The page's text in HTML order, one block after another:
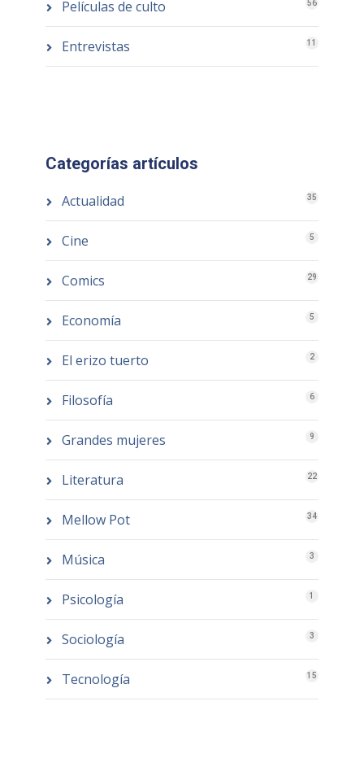
Películas de culto 56
Entrevistas 11
Categorías artículos
Actualidad 35
Cine 5
Comics 29
Economía 5
El erizo tuerto 2
Filosofía 6
Grandes mujeres 9
Literatura 22
Mellow Pot 34
Música 3
Psicología 1
Sociología 3
Tecnología 15